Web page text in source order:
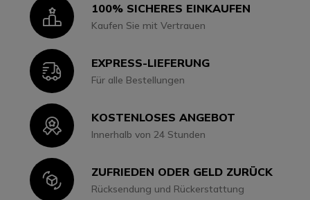
Icon100% SICHERES EINKAUFEN
Kaufen Sie mit Vertrauen
IconEXPRESS-LIEFERUNG
Für alle Bestellungen
IconKOSTENLOSES ANGEBOT
Innerhalb von 24 Stunden
IconZUFRIEDEN ODER GELD ZURÜCK
Rücksendung und Rückerstattung